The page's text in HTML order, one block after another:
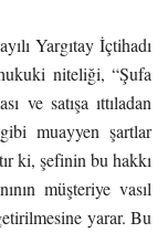
Yargıtay İçtihadı
niteliği, “Şufa
ve satışa ıttıladan
muayyen şartlar
ki, şefinin bu hakkı
müşteriye vasıl
yarar. Bu